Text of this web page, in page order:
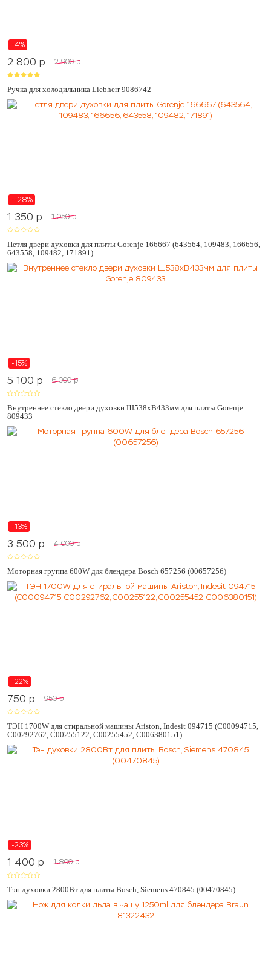
-4%
2 800 p 2 900 p
Ручка для холодильника Liebherr 9086742
--28%
1 350 p 1 050 p
Петля двери духовки для плиты Gorenje 166667 (643564, 109483, 166656,
643558, 109482, 171891)
-15%
5 100 p 6 000 p
Внутреннее стекло двери духовки Ш538хВ433мм для плиты Gorenje
809433
-13%
3 500 p 4 000 p
Моторная группа 600W для блендера Bosch 657256 (00657256)
-22%
750 p 950 p
ТЭН 1700W для стиральной машины Ariston, Indesit 094715 (C00094715,
C00292762, C00255122, C00255452, C006380151)
-23%
1 400 p 1 800 p
Тэн духовки 2800Вт для плиты Bosch, Siemens 470845 (00470845)